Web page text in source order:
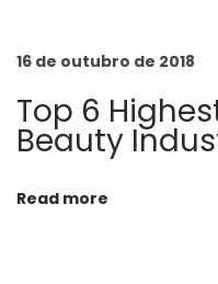
2
7
a
16 de outubro de 2018
Top 6
Beauty
Read more